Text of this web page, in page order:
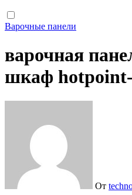
Варочные панели
варочная
шкаф
От